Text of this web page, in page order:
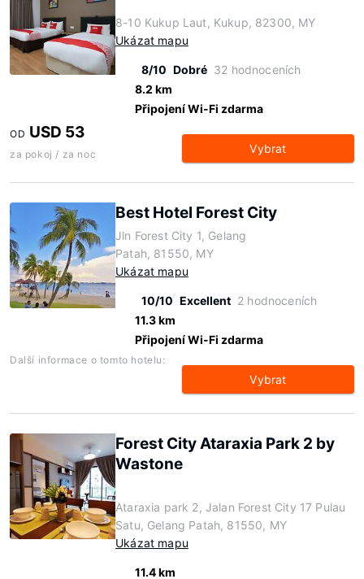
8-10 Kukup Laut, Kukup, 82300, MY
Ukázat mapu
8/10 Dobré 32 hodnoceních
8.2 km
Připojení Wi-Fi zdarma
OD USD 53
za pokoj / za noc Vybrat
Best Hotel Forest City
Jln Forest City 1, Gelang
Patah, 81550, MY
Ukázat mapu
10/10 Excellent 2 hodnoceních
11.3 km
Připojení Wi-Fi zdarma
Další informace o tomto hotelu:
Vybrat
Forest City Ataraxia Park 2 by
Wastone
Ataraxia park 2, Jalan Forest City 17 Pulau
Satu, Gelang Patah, 81550, MY
Ukázat mapu
11.4 km